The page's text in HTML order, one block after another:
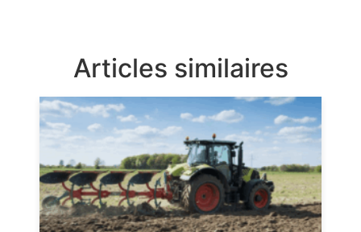
Articles similaires